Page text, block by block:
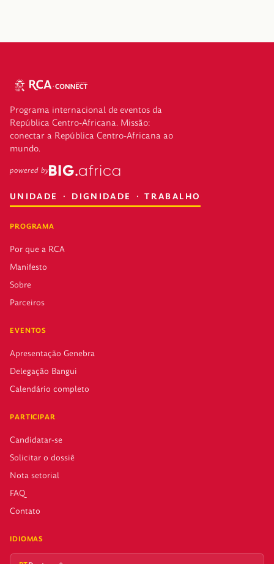
Programa internacional de eventos da
República Centro-Africana. Missão:
conectar a República Centro-Africana ao
mundo.
powered by
UNIDADE · DIGNIDADE · TRABALHO
PROGRAMA
Por que a RCA
Manifesto
Sobre
Parceiros
EVENTOS
Apresentação Genebra
Delegação Bangui
Calendário completo
PARTICIPAR
Candidatar-se
Solicitar o dossiê
Nota setorial
FAQ
Contato
IDIOMAS